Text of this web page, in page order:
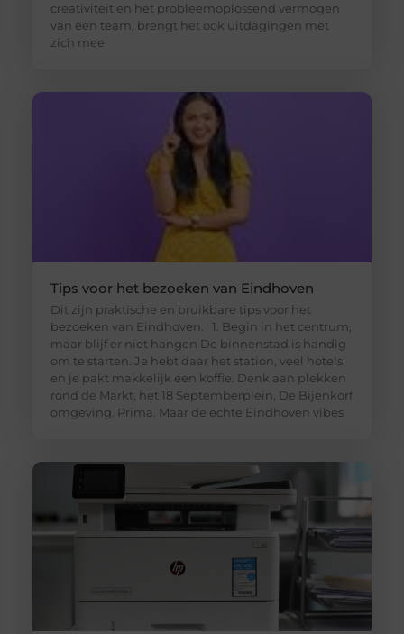
creativiteit en het probleemoplossend vermogen
van een team, brengt het ook uitdagingen met
zich mee
Tips voor het bezoeken van Eindhoven
Dit zijn praktische en bruikbare tips voor het
bezoeken van Eindhoven. 1. Begin in het centrum,
maar blijf er niet hangen De binnenstad is handig
om te starten. Je hebt daar het station, veel hotels,
en je pakt makkelijk een koffie. Denk aan plekken
rond de Markt, het 18 Septemberplein, De Bijenkorf
omgeving. Prima. Maar de echte Eindhoven vibes